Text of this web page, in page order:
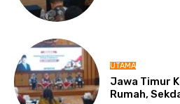
UTAMA
Jawa Timur
Rumah,